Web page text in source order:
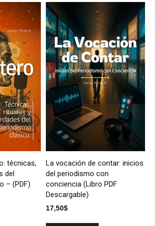
técnicas,
del
– (PDF)
La vocación de contar: inicios
del periodismo con
conciencia (Libro PDF
Descargable)
17,50$